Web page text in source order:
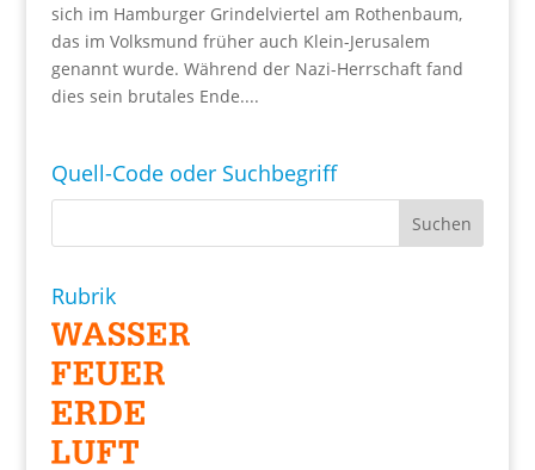
sich im Hamburger Grindelviertel am Rothenbaum,
das im Volksmund früher auch Klein-Jerusalem
genannt wurde. Während der Nazi-Herrschaft fand
dies sein brutales Ende....
Quell-Code oder Suchbegriff
Rubrik